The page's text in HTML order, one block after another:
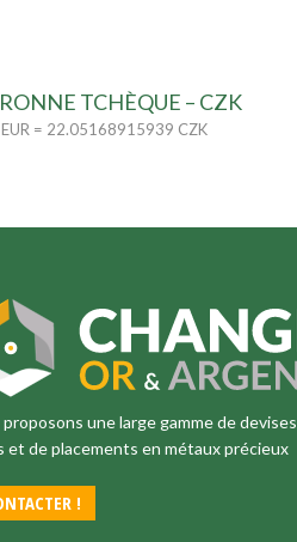
TCHÈQUE – CZK
= 22.05168915939 CZK
une large gamme de devises
et de placements en métaux précieux
!